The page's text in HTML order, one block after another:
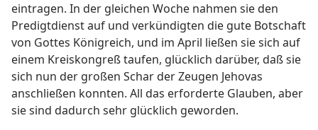
eintragen. In der gleichen Woche nahmen sie den
Predigtdienst auf und verkündigten die gute Botschaft
von Gottes Königreich, und im April ließen sie sich auf
einem Kreiskongreß taufen, glücklich darüber, daß sie
sich nun der großen Schar der Zeugen Jehovas
anschließen konnten. All das erforderte Glauben, aber
sie sind dadurch sehr glücklich geworden.